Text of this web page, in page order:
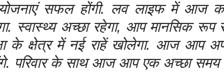
योजनाएं सफल होंगी. लव लाइफ में आज
स्वास्थ्य अच्छा रहेगा, आप मानसिक
के क्षेत्र में नई राहें खोलेगा. आज आप
परिवार के साथ आज आप एक अच्छा समय